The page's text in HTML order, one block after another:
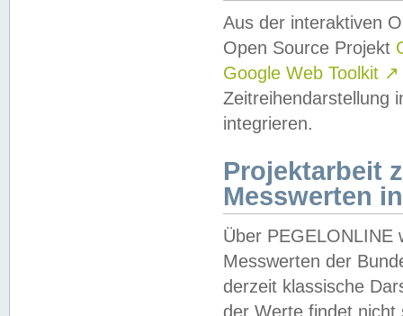
Aus der interaktiven
Open Source Projekt
Google Web Toolkit ↗
Zeitreihendarstellung
integrieren.
Projektarbeit
Messwerten
Über PEGELONLINE
Messwerten der
derzeit klassische
der Werte findet